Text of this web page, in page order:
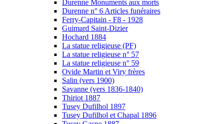
Durenne Monuments aux morts
Durenne n° 6 Articles funéraires
Ferry-Capitain - F8 - 1928
Guimard Saint-Dizier
Hochard 1884
La statue religieuse (PF)
La statue religieuse n° 57
La statue religieuse n° 59
Ovide Martin et Viry frères
Salin (vers 1900)
Savanne (vers 1836-1840)
Thiriot 1887
Tusey Dufilhol 1897
Tusey Dufilhol et Chapal 1896